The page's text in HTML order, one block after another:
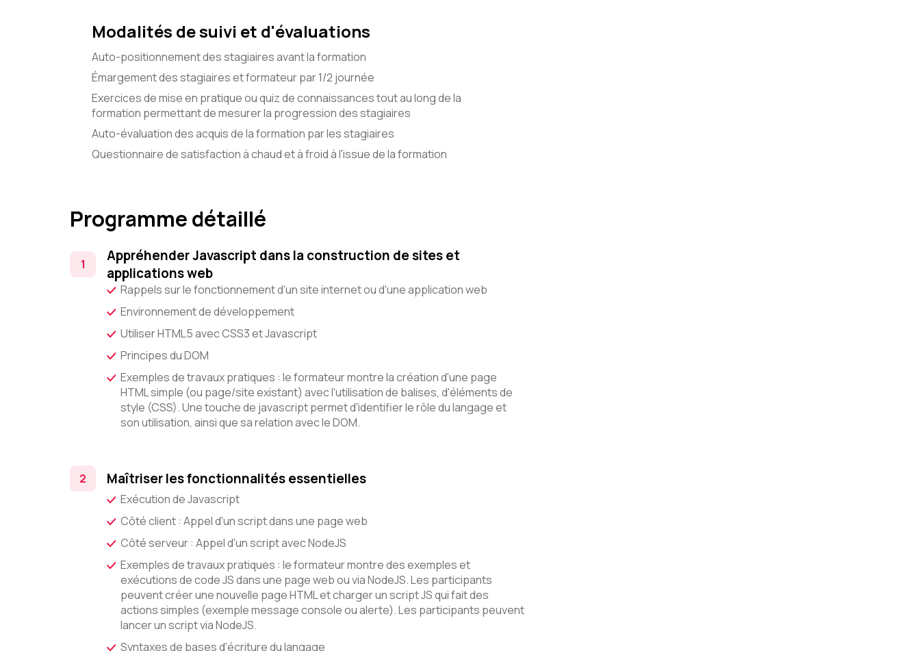
Modalités de suivi et d'évaluations
Auto-positionnement des stagiaires avant la formation
Émargement des stagiaires et formateur par 1/2 journée
Exercices de mise en pratique ou quiz de connaissances tout au long de la
formation permettant de mesurer la progression des stagiaires
Auto-évaluation des acquis de la formation par les stagiaires
Questionnaire de satisfaction à chaud et à froid à l'issue de la formation
Programme détaillé
Appréhender Javascript dans la construction de sites et
applications web
Rappels sur le fonctionnement d'un site internet ou d'une application web
Environnement de développement
Utiliser HTML5 avec CSS3 et Javascript
Principes du DOM
Exemples de travaux pratiques : le formateur montre la création d'une page
HTML simple (ou page/site existant) avec l'utilisation de balises, d'éléments de
style (CSS). Une touche de javascript permet d'identifier le rôle du langage et
son utilisation, ainsi que sa relation avec le DOM.
Maîtriser les fonctionnalités essentielles
Exécution de Javascript
Côté client : Appel d'un script dans une page web
Côté serveur : Appel d'un script avec NodeJS
Exemples de travaux pratiques : le formateur montre des exemples et
exécutions de code JS dans une page web ou via NodeJS. Les participants
peuvent créer une nouvelle page HTML et charger un script JS qui fait des
actions simples (exemple message console ou alerte). Les participants peuvent
lancer un script via NodeJS.
Syntaxes de bases d'écriture du langage